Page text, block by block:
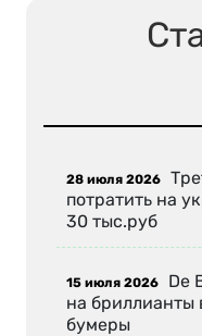
28 июля 2026
потратить на
30 тыс.руб
15 июля 2026 De
на бриллианты
бумеры